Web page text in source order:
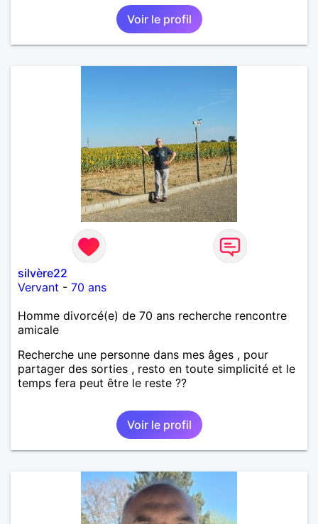
me tourne vers l'avenir pour une deuxième vie
intense, remplie de joie, de tendresse et pourquoi
pas par la suite d'amour. Déjà dans un premier
temps, se connaître, puis s'apprécier et ensuite
Mon meilleurs diplôme étant le CEP certificat
d'étude primaire. Avec ce diplôme on sait que je
sais lire, écrire et compter. En raison de mes
principes je ne corresponds pas avec les
demoiselles approchant les moins de 60 ans
Voir le profil
silvère22
Vervant - 70 ans
Homme divorcé(e) de 70 ans recherche rencontre
amicale
Recherche une personne dans mes âges , pour
partager des sorties , resto en toute simplicité et le
temps fera peut être le reste ??
Voir le profil